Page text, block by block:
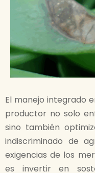
El manejo integrado
productor no solo
sino también
indiscriminado de
exigencias de los
es invertir en